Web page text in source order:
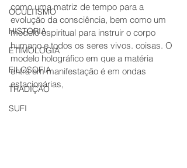
OCULTISMO
HISTORIA
ETIMOLOGIA
FILOSOFIA
TRADIÇÃO
SUFI
como uma matriz de tempo para a
evolução da consciência, bem como um
modelo espiritual para instruir o corpo
humano e todos os seres vivos. coisas. O
modelo holográfico em que a matéria
entra em manifestação é em ondas
estacionárias,